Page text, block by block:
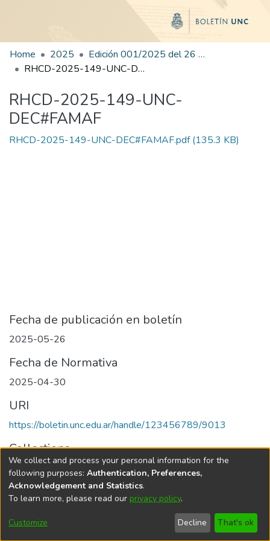
Home 2025
Edición 001/2025 del 26 de mayo de 2025
RHCD-2025-149-UNC-DEC#FAMAF
RHCD-2025-149-UNC-
DEC#FAMAF
RHCD-2025-149-UNC-DEC#FAMAF.pdf(135.3 KB)
Fecha de publicación en boletín
2025-05-26
Fecha de Normativa
2025-04-30
URI
https://boletin.unc.edu.ar/handle/123456789/9013
Collections
Edición 001/2025 del 26 de mayo de 2025
Universidad Nacional de Córdoba
We collect and process your personal information for the
following purposes: Authentication, Preferences,
Acknowledgement and Statistics.
To learn more, please read our privacy policy.
Customize Decline That's ok